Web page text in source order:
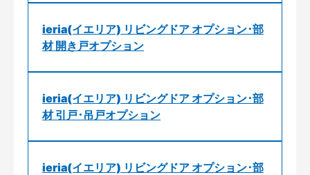
ieria(イエリア) リビングドア オプション･部
材 開き戸オプション
ieria(イエリア) リビングドア オプション･部
材 引戸･吊戸オプション
ieria(イエリア) リビングドア オプション･部